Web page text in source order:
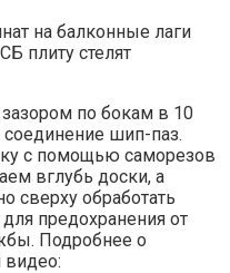
на балконные лаги
плиту стелят
по бокам в 10
шип-паз.
с помощью саморезов
вглубь доски, а
сверху обработать
предохранения от
Подробнее о
видео: